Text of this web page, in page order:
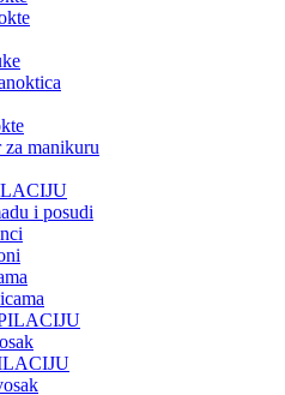
manikuru
i posudi